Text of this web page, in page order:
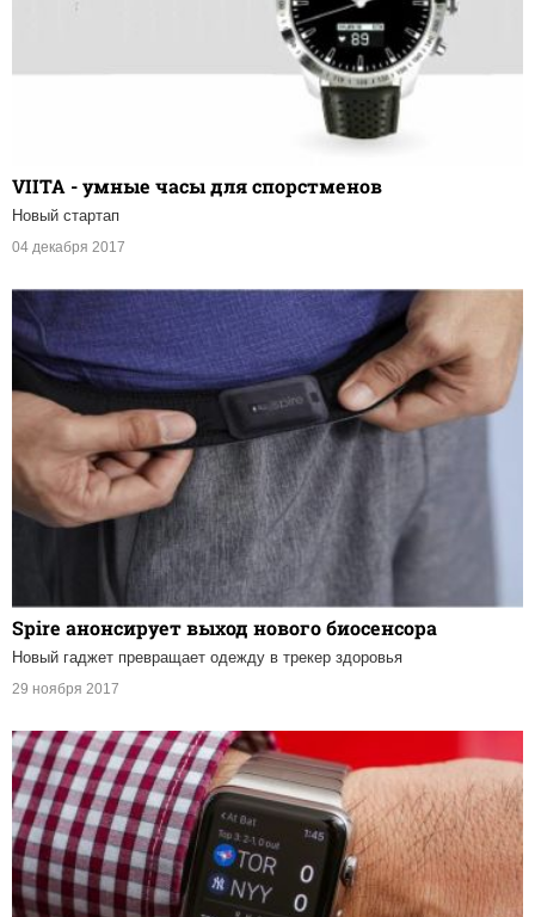
VIITA - умные часы для спорстменов
Новый стартап
04 декабря 2017
Spire анонсирует выход нового биосенсора
Новый гаджет превращает одежду в трекер здоровья
29 ноября 2017